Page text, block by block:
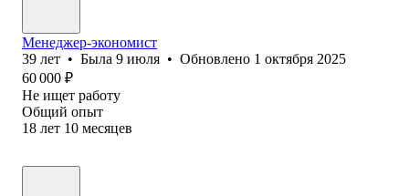
Менеджер-экономист
39 лет • Была 9 июля • Обновлено 1 октября 2025
60 000 ₽
Не ищет работу
Общий опыт
18 лет 10 месяцев